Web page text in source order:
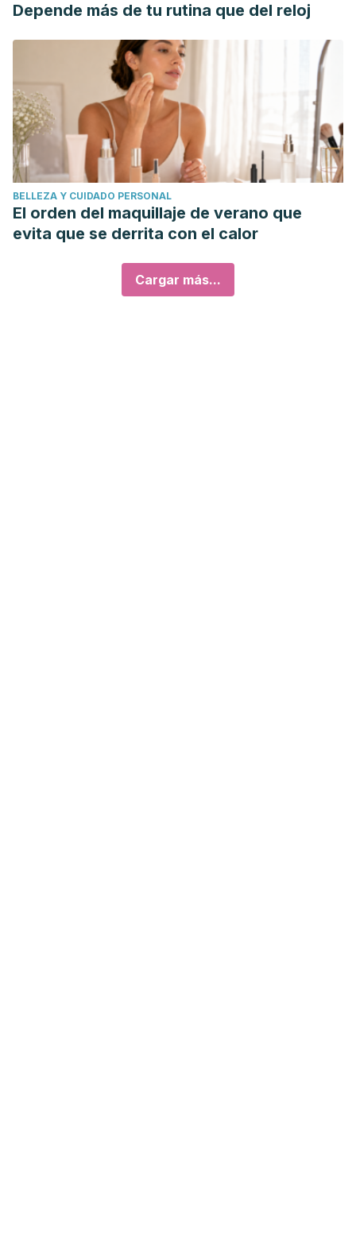
Depende más de tu rutina que del reloj
BELLEZA Y CUIDADO PERSONAL
El orden del maquillaje de verano que
evita que se derrita con el calor
Cargar más...